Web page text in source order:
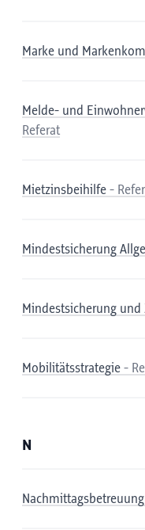
Marke und
Melde- und
Referat
Mietzinsbeihilfe -
Mindestsicherung
Mindestsicherung und
Mobilitätsstrategie -
N
Nachmittagsbetreuung